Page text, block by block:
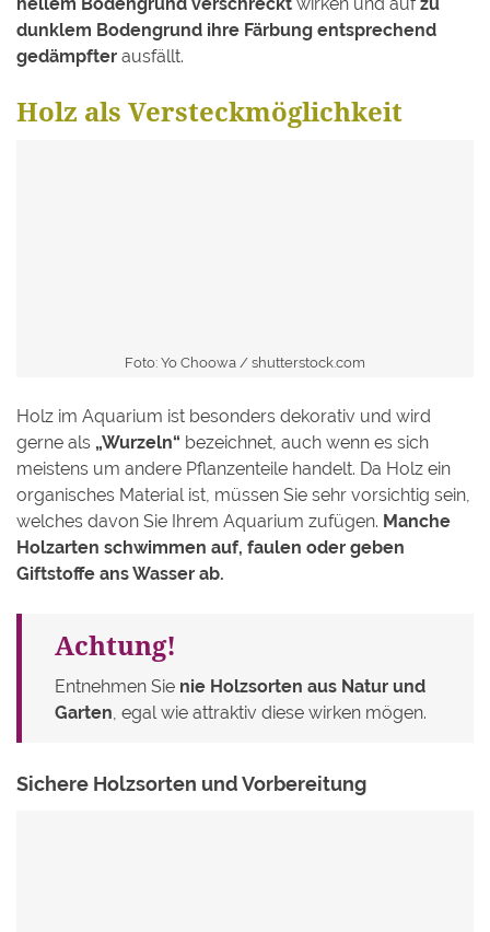
dunklem Bodengrund ihre Färbung entsprechend
gedämpfter ausfällt.
Holz als Versteckmöglichkeit
Foto: Yo Choowa / shutterstock.com
Holz im Aquarium ist besonders dekorativ und wird
gerne als „Wurzeln“ bezeichnet, auch wenn es sich
meistens um andere Pflanzenteile handelt. Da Holz ein
organisches Material ist, müssen Sie sehr vorsichtig sein,
welches davon Sie Ihrem Aquarium zufügen. Manche
Holzarten schwimmen auf, faulen oder geben
Giftstoffe ans Wasser ab.
Achtung!
Entnehmen Sie nie Holzsorten aus Natur und
Garten, egal wie attraktiv diese wirken mögen.
Sichere Holzsorten und Vorbereitung